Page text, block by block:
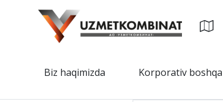
Biz haqimizda Korporativ